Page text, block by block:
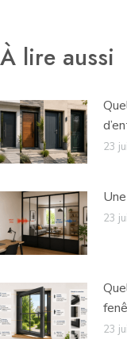
À lire aussi
23
23
23